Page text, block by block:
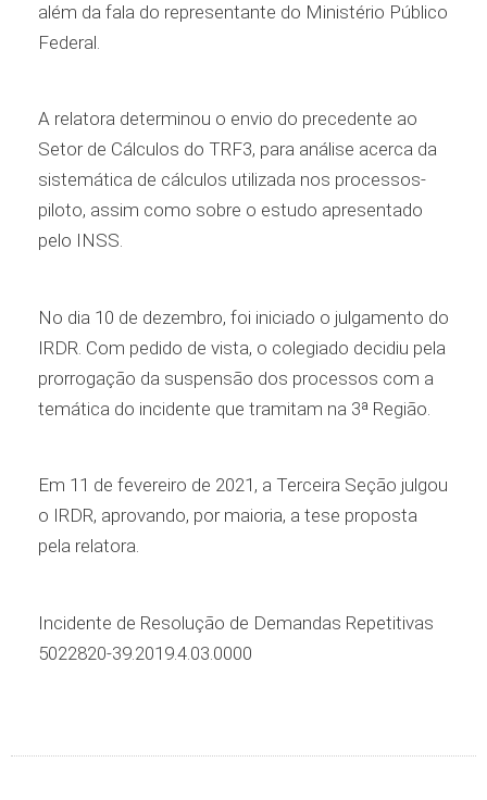
além da fala do representante do Ministério Público
Federal.
A relatora determinou o envio do precedente ao
Setor de Cálculos do TRF3, para análise acerca da
sistemática de cálculos utilizada nos processos-
piloto, assim como sobre o estudo apresentado
pelo INSS.
No dia 10 de dezembro, foi iniciado o julgamento do
IRDR. Com pedido de vista, o colegiado decidiu pela
prorrogação da suspensão dos processos com a
temática do incidente que tramitam na 3ª Região.
Em 11 de fevereiro de 2021, a Terceira Seção julgou
o IRDR, aprovando, por maioria, a tese proposta
pela relatora.
Incidente de Resolução de Demandas Repetitivas
5022820-39.2019.4.03.0000